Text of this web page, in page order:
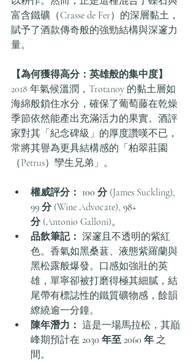
富含鐵礦（Crasse de Fer）的深層黏土，
賦予了酒款傳奇般的強勁結構與深邃力
量。
【為何獲得高分：英雄般的集中度】
2018 年氣候溫潤，Trotanoy 的黏土層如
海綿般鎖住水分，確保了葡萄藤在乾燥
季節依然能產出充滿活力的果實。酒評
家對其「紀念碑級」的厚度讚嘆不已，
常將其譽為更具結構感的「柏翠莊園
（Petrus）孿生兄弟」。
權威評分： 100 分 (James Suckling),
99 分 (Wine Advocate), 98+
分 (Antonio Galloni)。
品飲筆記： 深邃且不透明的紫紅
色。香氣如黑桑葚、液態紫羅蘭與
黑松露般爆發。口感如強壯的英
雄，單寧卻被打磨得極其細膩，結
尾帶有標誌性的鐵質礦物感，餘韻
繚繞逾一分鐘。
陳年潛力： 這是一場馬拉松，其巔
峰期預計在 2030 年至 2060 年 之
間。